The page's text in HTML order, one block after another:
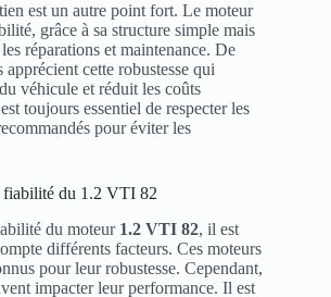
est un autre point fort. Le moteur
grâce à sa structure simple mais
réparations et maintenance. De
cette robustesse qui
véhicule et réduit les coûts
toujours essentiel de respecter les
pour éviter les
fiabilité du 1.2 VTI 82
du moteur 1.2 VTI 82, il est
différents facteurs. Ces moteurs
pour leur robustesse. Cependant,
impacter leur performance. Il est